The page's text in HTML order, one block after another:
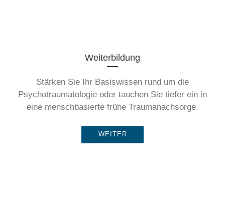
Weiterbildung
Stärken Sie Ihr Basiswissen rund um die
Psychotraumatologie oder tauchen Sie tiefer ein in
eine menschbasierte frühe Traumanachsorge.
WEITER